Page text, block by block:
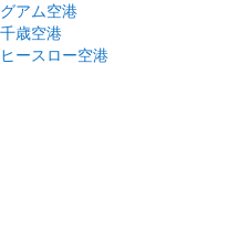
グアム空港
千歳空港
ヒースロー空港